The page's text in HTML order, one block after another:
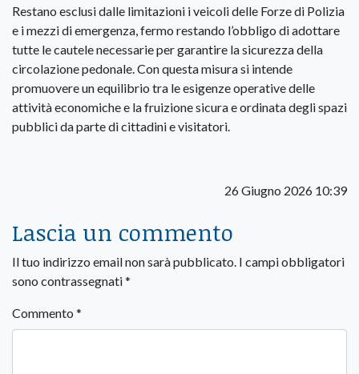
Restano esclusi dalle limitazioni i veicoli delle Forze di Polizia
e i mezzi di emergenza, fermo restando l’obbligo di adottare
tutte le cautele necessarie per garantire la sicurezza della
circolazione pedonale. Con questa misura si intende
promuovere un equilibrio tra le esigenze operative delle
attività economiche e la fruizione sicura e ordinata degli spazi
pubblici da parte di cittadini e visitatori.
26 Giugno 2026 10:39
Lascia un commento
Il tuo indirizzo email non sarà pubblicato. I campi obbligatori
sono contrassegnati*
Commento *